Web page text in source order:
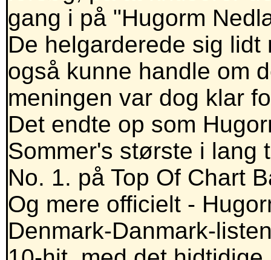
gang i på "Hugorm
De helgarderede sig
også kunne handle om
meningen var dog klar
Det endte op som
Sommer's største i lang
No. 1. på Top Of Chart
Og mere officielt -
Denmark-Danmark-